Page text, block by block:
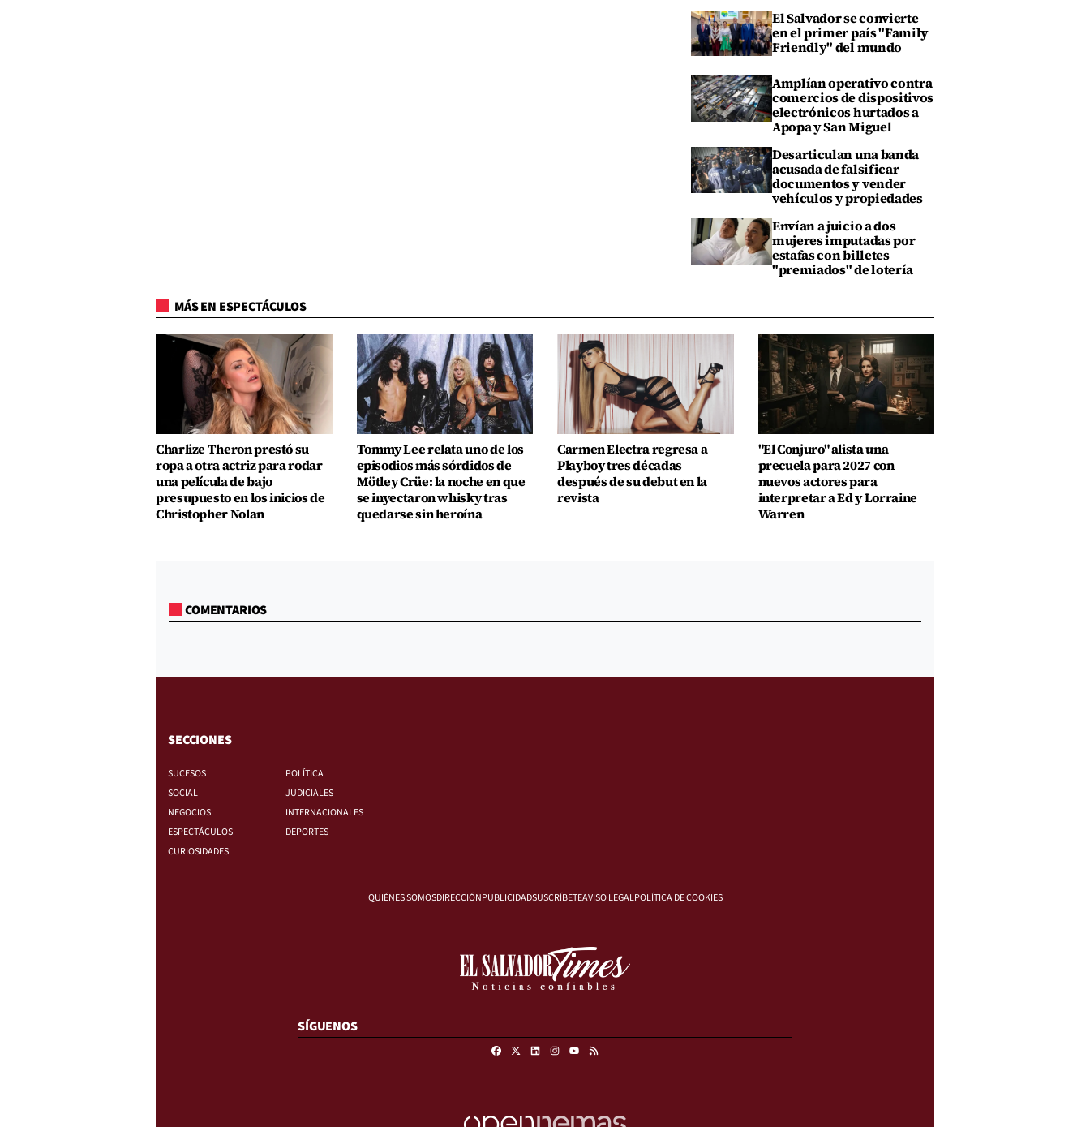
El Salvador se convierte
en el primer país "Family
Friendly" del mundo
Amplían operativo contra
comercios de dispositivos
electrónicos hurtados a
Apopa y San Miguel
Desarticulan una banda
acusada de falsificar
documentos y vender
vehículos y propiedades
Envían a juicio a dos
mujeres imputadas por
estafas con billetes
"premiados" de lotería
MÁS EN ESPECTÁCULOS
Charlize Theron prestó su
ropa a otra actriz para rodar
una película de bajo
presupuesto en los inicios de
Christopher Nolan
Tommy Lee relata uno de los
episodios más sórdidos de
Mötley Crüe: la noche en que
se inyectaron whisky tras
quedarse sin heroína
Carmen Electra regresa a
Playboy tres décadas
después de su debut en la
revista
"El Conjuro" alista una
precuela para 2027 con
nuevos actores para
interpretar a Ed y Lorraine
Warren
COMENTARIOS
SECCIONES
SUCESOS
POLÍTICA
SOCIAL
JUDICIALES
NEGOCIOS
INTERNACIONALES
ESPECTÁCULOS
DEPORTES
CURIOSIDADES
QUIÉNES SOMOSDIRECCIÓNPUBLICIDADSUSCRÍBETEAVISO LEGALPOLÍTICA DE COOKIES
SÍGUENOS
FacebookLinkedinInstagram